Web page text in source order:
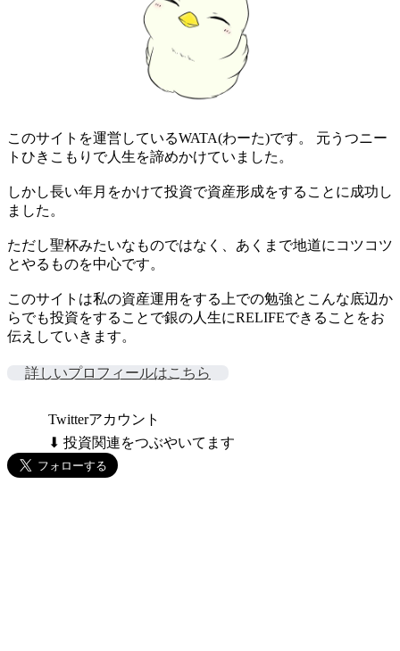
このサイトを運営しているWATA(わーた)です。 元うつニー
トひきこもりで人生を諦めかけていました。
しかし長い年月をかけて投資で資産形成をすることに成功し
ました。
ただし聖杯みたいなものではなく、あくまで地道にコツコツ
とやるものを中心です。
このサイトは私の資産運用をする上での勉強とこんな底辺か
らでも投資をすることで銀の人生にRELIFEできることをお
伝えしていきます。
詳しいプロフィールはこちら
Twitterアカウント
⬇ 投資関連をつぶやいてます